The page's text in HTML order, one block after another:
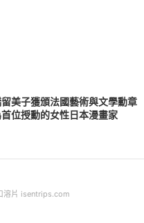
美子獲頒法國藝術與文學勳章
位授勳的女性日本漫畫家
溶片 isentrips.com